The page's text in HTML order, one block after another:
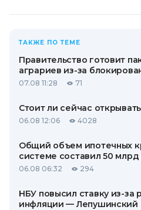
ТАКЖЕ ПО ТЕМЕ
Правительство готовит
аграриев из-за
07.08 11:28 71
Стоит ли сейчас
06.08 12:06 4028
Общий объем ипотечных
системе составил 50 млрд
06.08 06:32 294
НБУ повысил ставку из-за
инфляции — Лепушинский